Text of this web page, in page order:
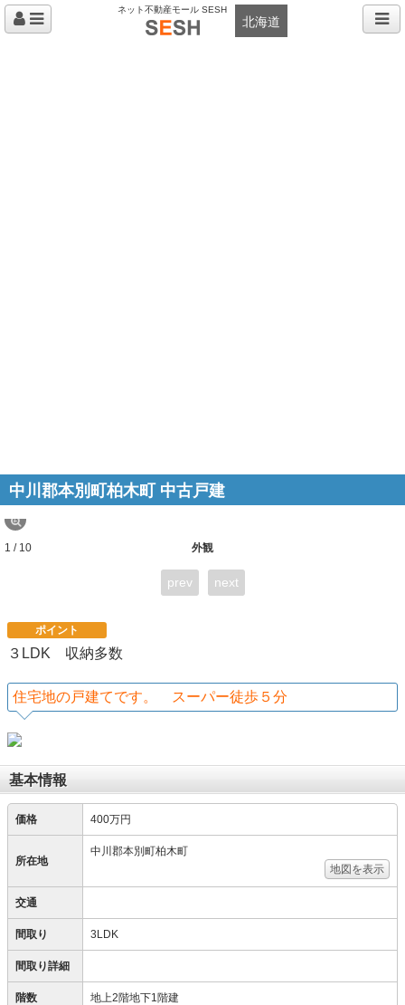
ネット不動産モール SESH
北海道
中川郡本別町柏木町 中古戸建
外観
1 / 10
prev next
ポイント
３LDK 収納多数
住宅地の戸建てです。 スーパー徒歩５分
基本情報
価格 400万円
所在地
中川郡本別町柏木町
地図を表示
交通
間取り 3LDK
間取り詳細
階数 地上2階地下1階建